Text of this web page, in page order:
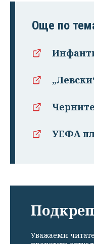
Още по
УЕФА
Уважаеми